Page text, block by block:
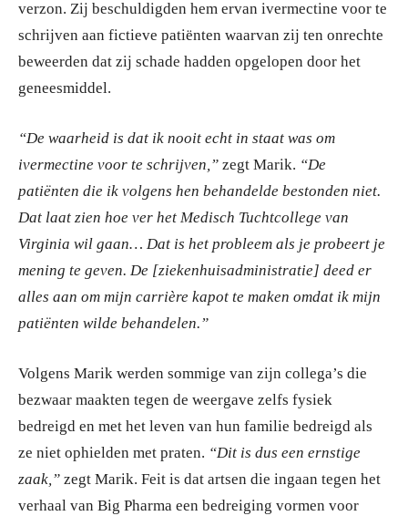
verzon. Zij beschuldigden hem ervan ivermectine voor te
schrijven aan fictieve patiënten waarvan zij ten onrechte
beweerden dat zij schade hadden opgelopen door het
geneesmiddel.
“De waarheid is dat ik nooit echt in staat was om
ivermectine voor te schrijven,” zegt Marik. “De
patiënten die ik volgens hen behandelde bestonden niet.
Dat laat zien hoe ver het Medisch Tuchtcollege van
Virginia wil gaan… Dat is het probleem als je probeert je
mening te geven. De [ziekenhuisadministratie] deed er
alles aan om mijn carrière kapot te maken omdat ik mijn
patiënten wilde behandelen.”
Volgens Marik werden sommige van zijn collega’s die
bezwaar maakten tegen de weergave zelfs fysiek
bedreigd en met het leven van hun familie bedreigd als
ze niet ophielden met praten. “Dit is dus een ernstige
zaak,” zegt Marik. Feit is dat artsen die ingaan tegen het
verhaal van Big Pharma een bedreiging vormen voor